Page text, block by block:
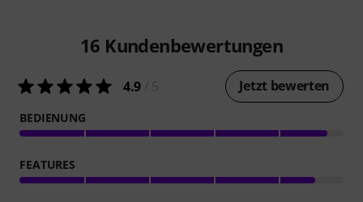
16 Kundenbewertungen
4.9 Jetzt bewerten
BEDIENUNG
FEATURES